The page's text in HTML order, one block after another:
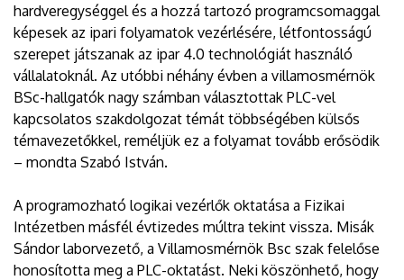
hardveregységgel és a hozzá tartozó programcsomaggal
képesek az ipari folyamatok vezérlésére, létfontosságú
szerepet játszanak az ipar 4.0 technológiát használó
vállalatoknál. Az utóbbi néhány évben a villamosmérnök
BSc-hallgatók nagy számban választottak PLC-vel
kapcsolatos szakdolgozat témát többségében külsős
témavezetőkkel, reméljük ez a folyamat tovább erősödik
– mondta Szabó István.
A programozható logikai vezérlők oktatása a Fizikai
Intézetben másfél évtizedes múltra tekint vissza. Misák
Sándor laborvezető, a Villamosmérnök Bsc szak felelőse
honosította meg a PLC-oktatást. Neki köszönhető, hogy